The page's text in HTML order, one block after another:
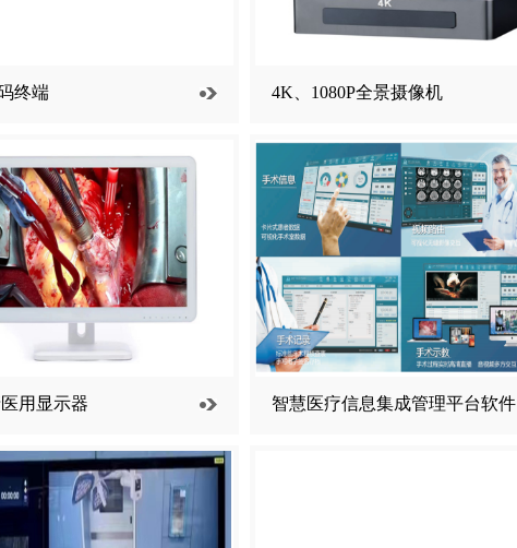
终端 4K、1080P全景摄像机
用显示器 智慧医疗信息集成管理平台软件